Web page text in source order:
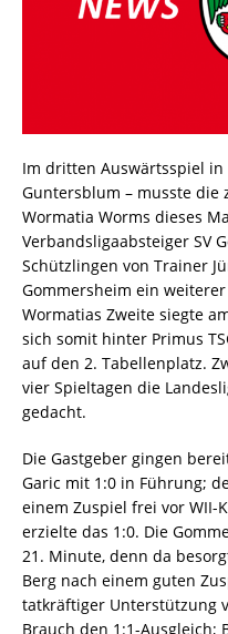
Im dritten Auswärtsspiel in
Guntersblum – musste die
Wormatia Worms dieses
Verbandsligaabsteiger SV
Schützlingen von Trainer
Gommersheim ein
Wormatias Zweite siegte
sich somit hinter Primus
auf den 2. Tabellenplatz.
vier Spieltagen die
gedacht.
Die Gastgeber gingen
Garic mit 1:0 in Führung;
einem Zuspiel frei vor WII-
erzielte das 1:0. Die
21. Minute, denn da
Berg nach einem guten
tatkräftiger Unterstützung
Brauch den 1:1-Ausgleich;